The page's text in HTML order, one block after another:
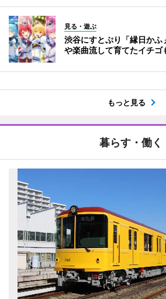
見る・遊ぶ
渋谷にすとぷり「縁日か
や楽曲流して育てたイチゴ
もっと見る
暮らす・働く